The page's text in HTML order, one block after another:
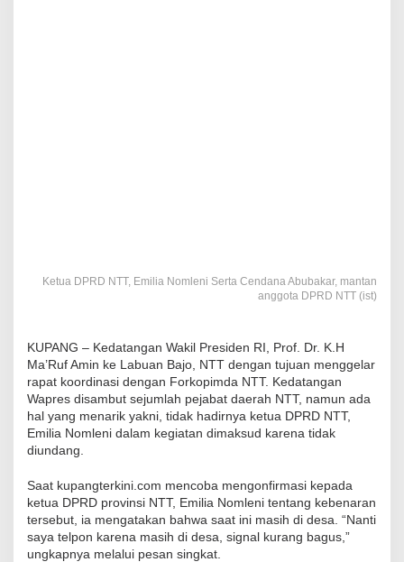
Ketua DPRD NTT, Emilia Nomleni Serta Cendana Abubakar, mantan
anggota DPRD NTT (ist)
KUPANG – Kedatangan Wakil Presiden RI, Prof. Dr. K.H
Ma’Ruf Amin ke Labuan Bajo, NTT dengan tujuan menggelar
rapat koordinasi dengan Forkopimda NTT. Kedatangan
Wapres disambut sejumlah pejabat daerah NTT, namun ada
hal yang menarik yakni, tidak hadirnya ketua DPRD NTT,
Emilia Nomleni dalam kegiatan dimaksud karena tidak
diundang.
Saat kupangterkini.com mencoba mengonfirmasi kepada
ketua DPRD provinsi NTT, Emilia Nomleni tentang kebenaran
tersebut, ia mengatakan bahwa saat ini masih di desa. “Nanti
saya telpon karena masih di desa, signal kurang bagus,”
ungkapnya melalui pesan singkat.